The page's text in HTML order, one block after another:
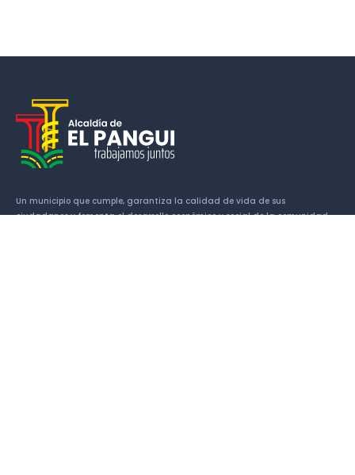
Un municipio que cumple, garantiza la calidad de vida de sus
ciudadanos y fomenta el desarrollo económico y social de la comunidad.